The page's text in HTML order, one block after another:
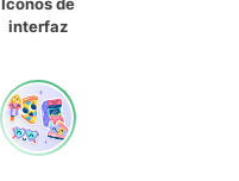
interfaz